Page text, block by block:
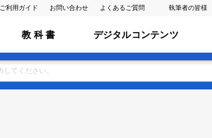
ご利用ガイド お問い合わせ よくあるご質問 執筆者の皆様
教 科 書 デジタルコンテンツ